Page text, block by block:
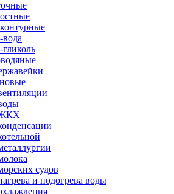
судов
и подогрева воды